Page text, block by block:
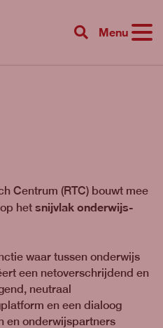
{{ Menu
Centrum (RTC) bouwt mee
het snijvlak onderwijs-
waar tussen onderwijs
een netoverschrijdend en
neutraal
en een dialoog
en onderwijspartners